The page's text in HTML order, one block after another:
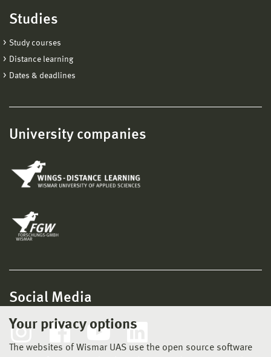
Your privacy options
The websites of Wismar UAS use the open source software
Studies
Study courses
Distance learning
Dates & deadlines
University companies
Social Media